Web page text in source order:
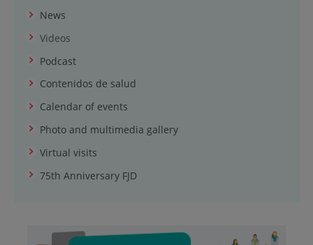
News
Videos
Podcast
Contenidos de salud
Calendar of events
Photo and multimedia gallery
Virtual visits
75th Anniversary FJD